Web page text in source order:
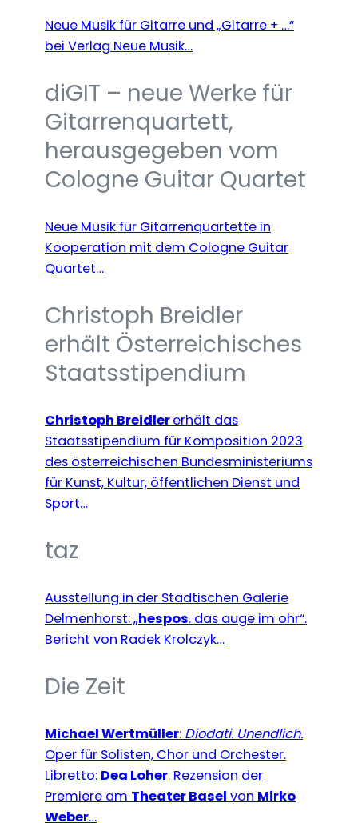
Neue Musik für Gitarre und „Gitarre + …“
bei Verlag Neue Musik…
diGIT – neue Werke für
Gitarrenquartett,
herausgegeben vom
Cologne Guitar Quartet
Neue Musik für Gitarrenquartette in
Kooperation mit dem Cologne Guitar
Quartet…
Christoph Breidler
erhält Österreichisches
Staatsstipendium
Christoph Breidlererhält das
Staatsstipendium für Komposition 2023
des österreichischen Bundesministeriums
für Kunst, Kultur, öffentlichen Dienst und
Sport…
taz
Ausstellung in der Städtischen Galerie
Delmenhorst: „hespos. das auge im ohr“.
Bericht von Radek Krolczyk…
Die Zeit
Michael Wertmüller: Diodati. Unendlich.
Oper für Solisten, Chor und Orchester.
Libretto: Dea Loher. Rezension der
Premiere am Theater Basel von Mirko
Weber…